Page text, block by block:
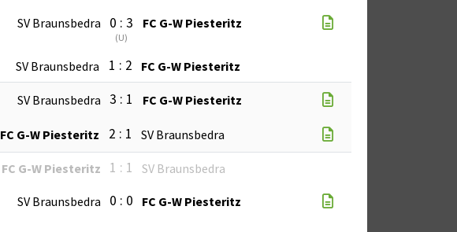
SV Braunsbedra 0 : 3
(U)
FC G-W Piesteritz
SV Braunsbedra 1 : 2 FC G-W Piesteritz
SV Braunsbedra 3 : 1 FC G-W Piesteritz
FC G-W Piesteritz 2 : 1 SV Braunsbedra
FC G-W Piesteritz 1 : 1 SV Braunsbedra
SV Braunsbedra 0 : 0 FC G-W Piesteritz